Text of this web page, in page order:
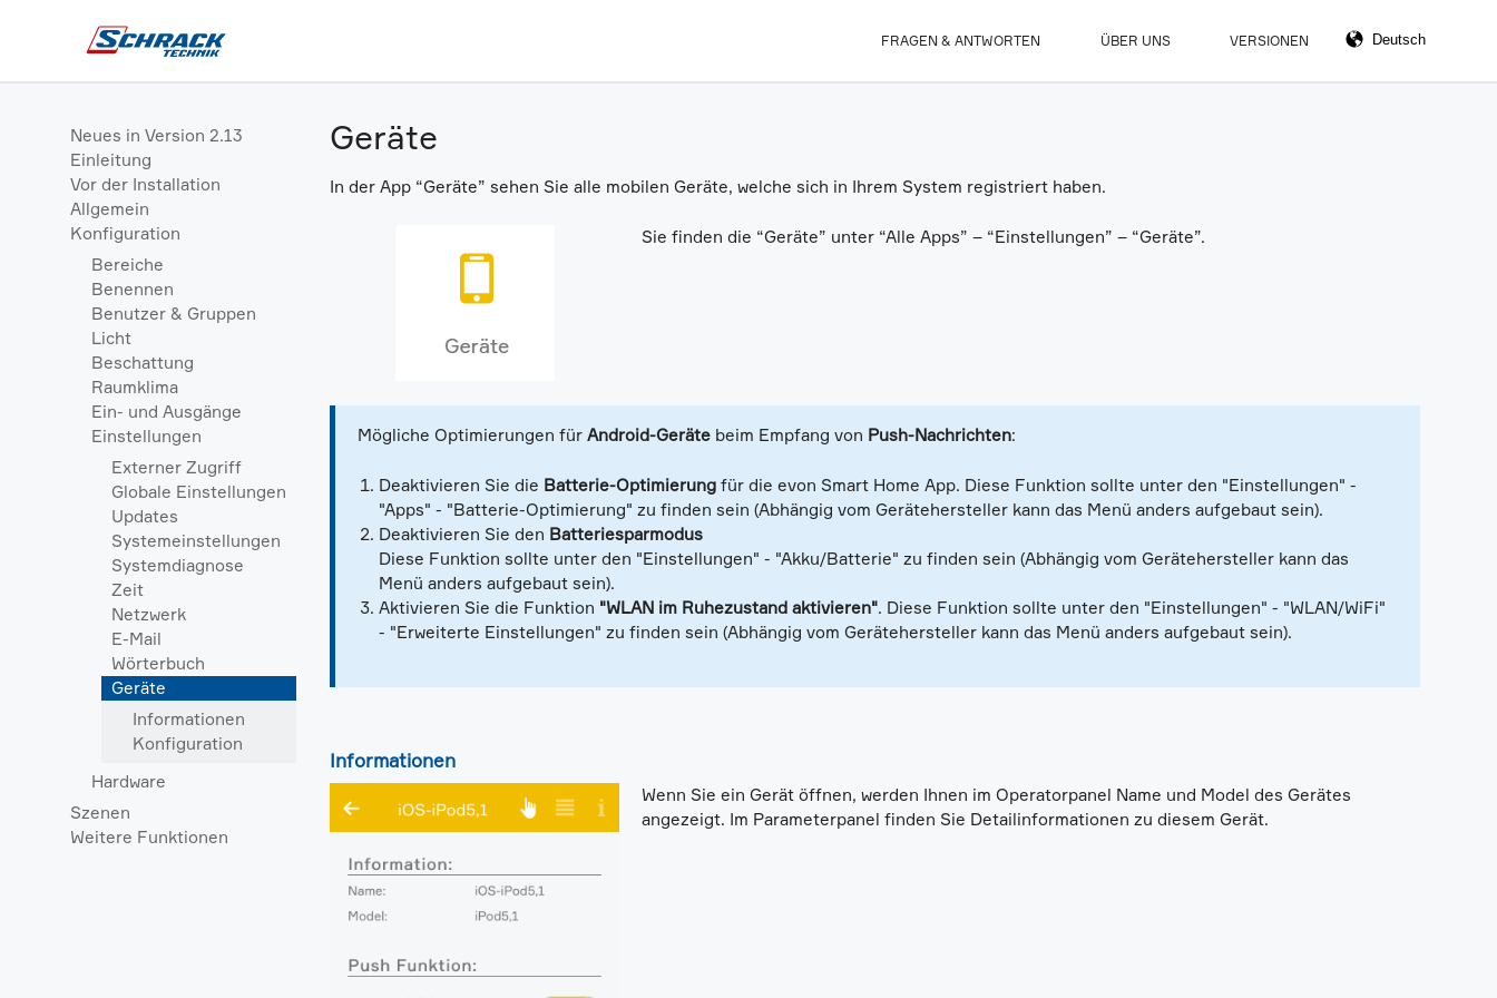
FRAGEN & ANTWORTEN ÜBER UNS VERSIONEN
Neues in Version 2.13
Einleitung
Vor der Installation
Allgemein
Konfiguration
Bereiche
Benennen
Benutzer & Gruppen
Licht
Beschattung
Raumklima
Ein- und Ausgänge
Einstellungen
Externer Zugriff
Globale Einstellungen
Updates
Systemeinstellungen
Systemdiagnose
Zeit
Netzwerk
E-Mail
Wörterbuch
Geräte
Informationen
Konfiguration
Hardware
Szenen
Weitere Funktionen
Geräte
In der App “Geräte” sehen Sie alle mobilen Geräte, welche sich in Ihrem System registriert haben.
Sie finden die “Geräte” unter “Alle Apps” – “Einstellungen” – “Geräte”.
Mögliche Optimierungen für Android-Geräte beim Empfang von Push-Nachrichten:
Deaktivieren Sie die Batterie-Optimierung für die evon Smart Home App. Diese Funktion sollte unter den "Einstellungen" -
"Apps" - "Batterie-Optimierung" zu finden sein (Abhängig vom Gerätehersteller kann das Menü anders aufgebaut sein).
Deaktivieren Sie den Batteriesparmodus
Diese Funktion sollte unter den "Einstellungen" - "Akku/Batterie" zu finden sein (Abhängig vom Gerätehersteller kann das
Menü anders aufgebaut sein).
Aktivieren Sie die Funktion "WLAN im Ruhezustand aktivieren". Diese Funktion sollte unter den "Einstellungen" - "WLAN/WiFi"
- "Erweiterte Einstellungen" zu finden sein (Abhängig vom Gerätehersteller kann das Menü anders aufgebaut sein).
Informationen
Wenn Sie ein Gerät öffnen, werden Ihnen im Operatorpanel Name und Model des Gerätes
angezeigt. Im Parameterpanel finden Sie Detailinformationen zu diesem Gerät.